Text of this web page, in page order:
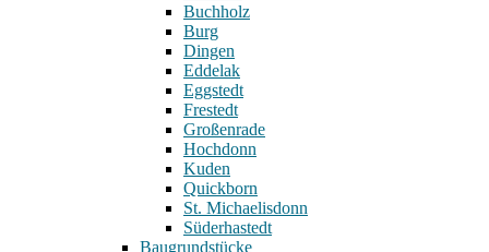
Buchholz
Burg
Dingen
Eddelak
Eggstedt
Frestedt
Großenrade
Hochdonn
Kuden
Quickborn
St. Michaelisdonn
Süderhastedt
Baugrundstücke